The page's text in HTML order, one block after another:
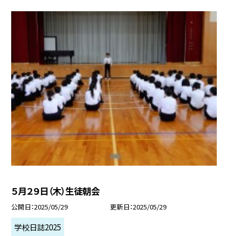
５月２９日（木）生徒朝会
公開日 2025/05/29 更新日 2025/05/29
学校日誌2025